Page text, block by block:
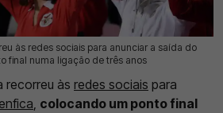
às redes sociais para anunciar a saída do
final numa ligação de três anos
recorreu às redes sociais para
, colocando um ponto final